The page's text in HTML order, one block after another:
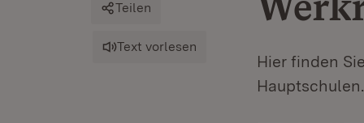
Hier finden
Hauptschulen.
Teilen
Text vorlesen